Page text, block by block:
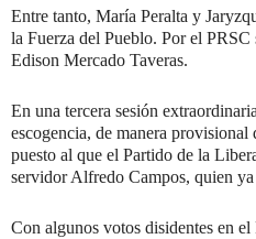
Entre tanto, María Peralta y
la Fuerza del Pueblo. Por el PRSC
Edison Mercado Taveras.
En una tercera sesión
escogencia, de manera
puesto al que el Partido de la
servidor Alfredo Campos, quien ya
Con algunos votos disidentes en